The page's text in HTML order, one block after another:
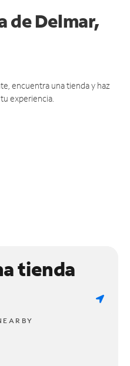
de Delmar,
encuentra una tienda y haz
experiencia.
tienda